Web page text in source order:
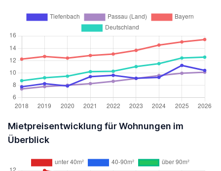
Mietpreisentwicklung für Wohnungen im
Überblick